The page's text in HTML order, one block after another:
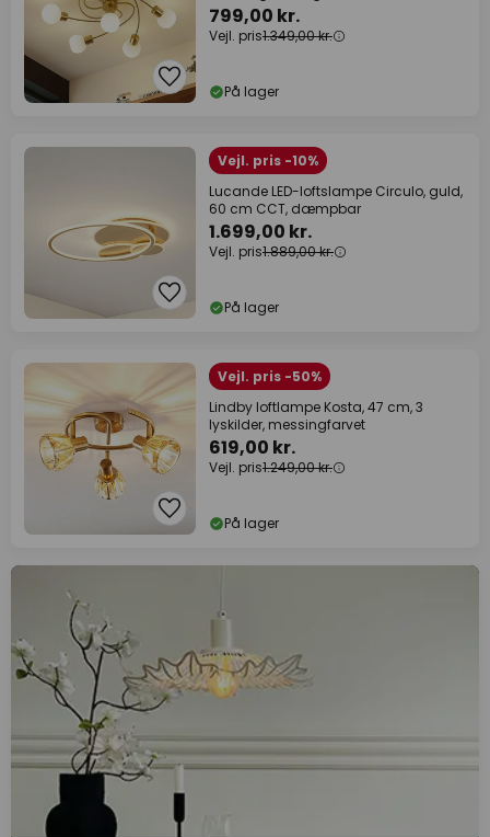
799,00 kr.
Vejl. pris1.349,00 kr.
På lager
Vejl. pris -10%
Lucande LED-loftslampe Circulo, guld,
60 cm CCT, dæmpbar
1.699,00 kr.
Vejl. pris1.889,00 kr.
På lager
Vejl. pris -50%
Lindby loftlampe Kosta, 47 cm, 3
lyskilder, messingfarvet
619,00 kr.
Vejl. pris1.249,00 kr.
På lager